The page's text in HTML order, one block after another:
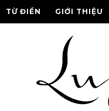
TỪ ĐIỂN GIỚI THIỆU